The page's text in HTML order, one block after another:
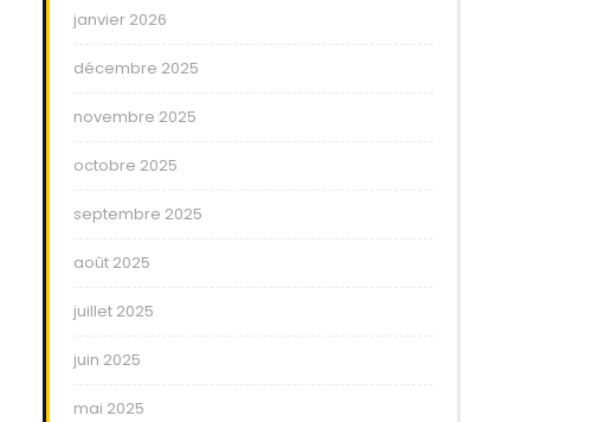
janvier 2026
décembre 2025
novembre 2025
octobre 2025
septembre 2025
août 2025
juillet 2025
juin 2025
mai 2025